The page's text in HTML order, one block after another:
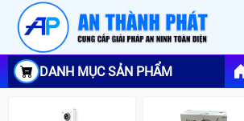
DANH MỤC SẢN PHẨM